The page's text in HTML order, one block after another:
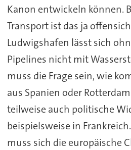
Kanon entwickeln können.
Transport ist das ja
Ludwigshafen lässt sich
Pipelines nicht mit
muss die Frage sein, wie
aus Spanien oder
teilweise auch politische
beispielsweise in
muss sich die europäische